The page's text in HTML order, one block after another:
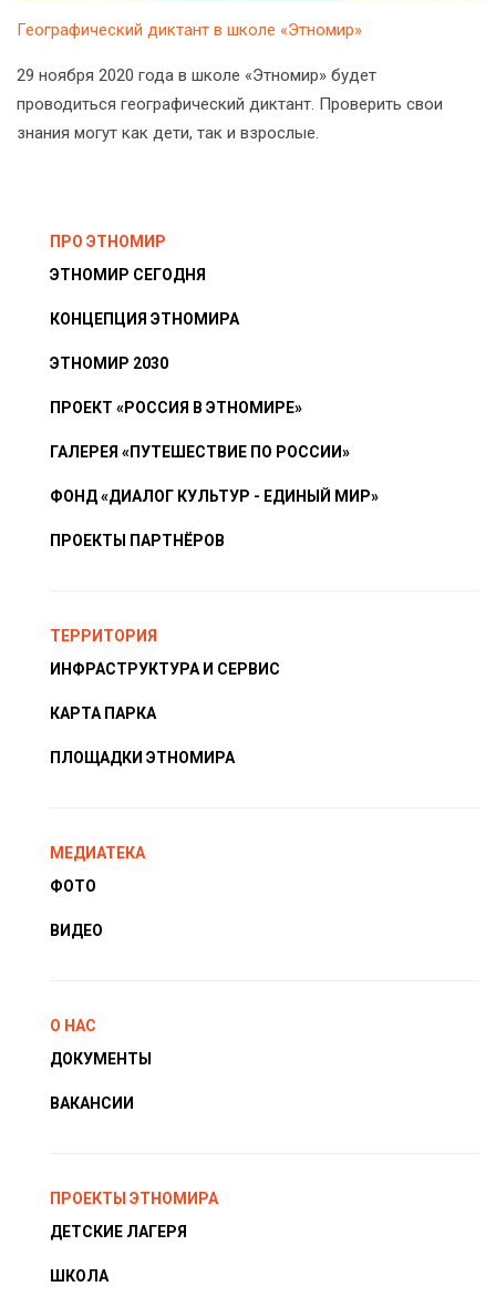
Географический диктант в школе «Этномир»
29 ноября 2020 года в школе «Этномир» будет
проводиться географический диктант. Проверить свои
знания могут как дети, так и взрослые.
ПРО ЭТНОМИР
ЭТНОМИР СЕГОДНЯ
КОНЦЕПЦИЯ ЭТНОМИРА
ЭТНОМИР 2030
ПРОЕКТ «РОССИЯ В ЭТНОМИРЕ»
ГАЛЕРЕЯ «ПУТЕШЕСТВИЕ ПО РОССИИ»
ФОНД «ДИАЛОГ КУЛЬТУР - ЕДИНЫЙ МИР»
ПРОЕКТЫ ПАРТНЁРОВ
ТЕРРИТОРИЯ
ИНФРАСТРУКТУРА И СЕРВИС
КАРТА ПАРКА
ПЛОЩАДКИ ЭТНОМИРА
МЕДИАТЕКА
ФОТО
ВИДЕО
О НАС
ДОКУМЕНТЫ
ВАКАНСИИ
ПРОЕКТЫ ЭТНОМИРА
ДЕТСКИЕ ЛАГЕРЯ
ШКОЛА